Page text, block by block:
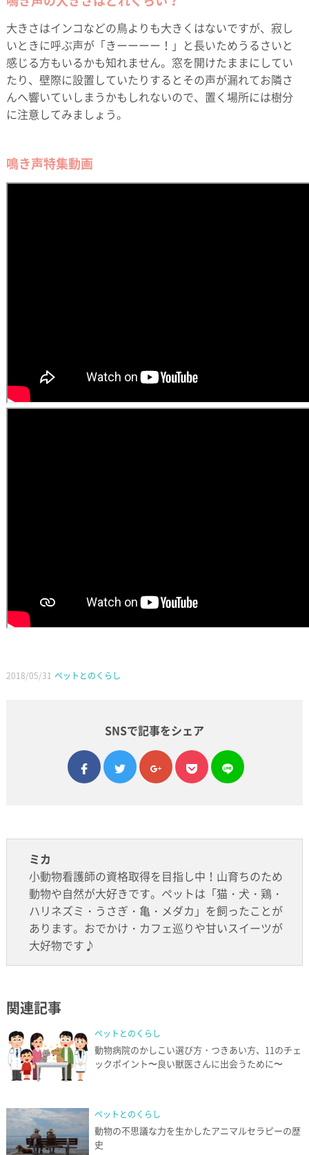
大きさはインコなどの鳥よりも大きくはないですが、寂し
いときに呼ぶ声が「きーーーー！」と長いためうるさいと
感じる方もいるかも知れません。窓を開けたままにしてい
たり、壁際に設置していたりするとその声が漏れてお隣さ
んへ響いていしまうかもしれないので、置く場所には樹分
に注意してみましょう。
鳴き声特集動画
2018/05/31 ペットとのくらし
SNSで記事をシェア
facebook
twittergoogle plus
pocket
line
ミカ
小動物看護師の資格取得を目指し中！山育ちのため
動物や自然が大好きです。ペットは「猫・犬・鶏・
ハリネズミ・うさぎ・亀・メダカ」を飼ったことが
あります。おでかけ・カフェ巡りや甘いスイーツが
大好物です♪
関連記事
ペットとのくらし
動物病院のかしこい選び方・つきあい方、11のチェ
ックポイント〜良い獣医さんに出会うために〜
ペットとのくらし
動物の不思議な力を生かしたアニマルセラピーの歴
史